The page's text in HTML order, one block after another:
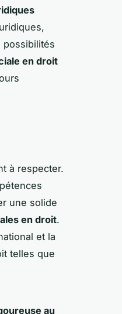
possibilités
en droit
à respecter.
une solide
en droit.
et la
telles que
au